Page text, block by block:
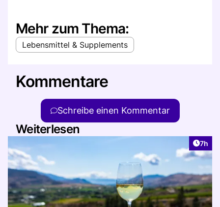
Mehr zum Thema:
Lebensmittel & Supplements
Kommentare
Schreibe einen Kommentar
Weiterlesen
7h